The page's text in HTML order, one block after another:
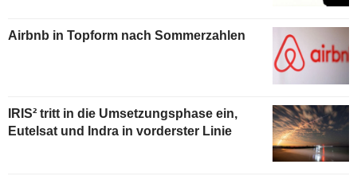
Airbnb in Topform nach Sommerzahlen
IRIS² tritt in die Umsetzungsphase ein,
Eutelsat und Indra in vorderster Linie